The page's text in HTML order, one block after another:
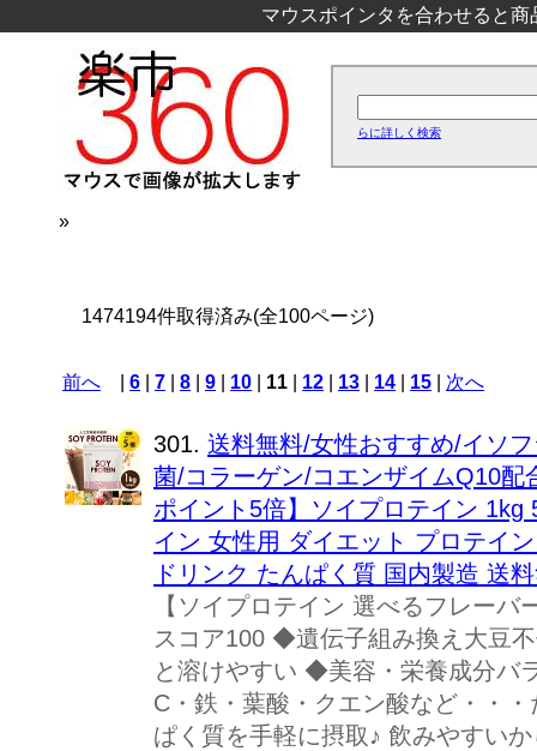
マウスポインタを合わせると
らに詳しく検索
»
1474194件取得済み(全100ページ)
前へ 6 7 8 9 10 11 12 13 14 15 次へ
301. 送料無料/女性おすすめ/イソ
菌/コラーゲン/コエンザイムQ10
ポイント5倍】ソイプロテイン
イン 女性用 ダイエット プロテイ
ドリンク たんぱく質 国内製造 送
【ソイプロテイン 選べるフレー
スコア100 ◆遺伝子組み換え大豆
と溶けやすい ◆美容・栄養成分バ
C・鉄・葉酸・クエン酸など・・
ぱく質を手軽に摂取♪ 飲みやすい